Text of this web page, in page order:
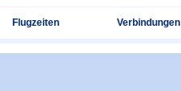
Flugzeiten Verbindungen